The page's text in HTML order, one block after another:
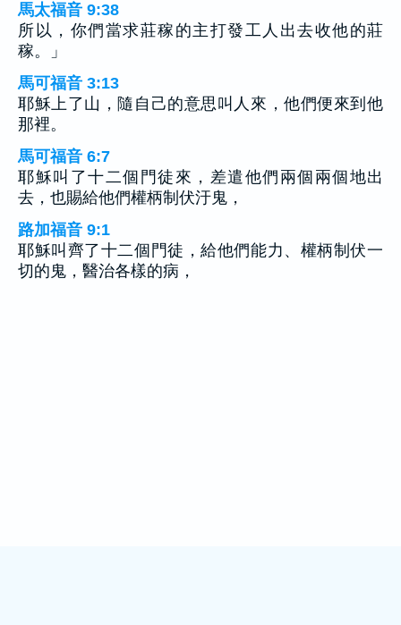
馬太福音 9:38
所以，你們當求莊稼的主打發工人出去收他的莊
稼。」
馬可福音 3:13
耶穌上了山，隨自己的意思叫人來，他們便來到他
那裡。
馬可福音 6:7
耶穌叫了十二個門徒來，差遣他們兩個兩個地出
去，也賜給他們權柄制伏汙鬼，
路加福音 9:1
耶穌叫齊了十二個門徒，給他們能力、權柄制伏一
切的鬼，醫治各樣的病，